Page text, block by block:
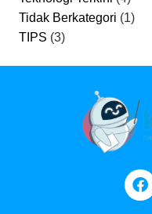
Tidak Berkategori (1)
TIPS (3)